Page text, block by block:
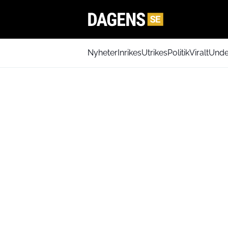
NyheterInrikesUtrikesPolitikViralt